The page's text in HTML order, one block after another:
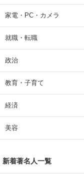
家電・PC・カメラ
就職・転職
政治
教育・子育て
経済
美容
新着著名人一覧